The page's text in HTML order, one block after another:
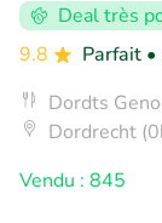
Deal très
9.8
Parfait
Dordts
Dordrecht
Vendu : 845